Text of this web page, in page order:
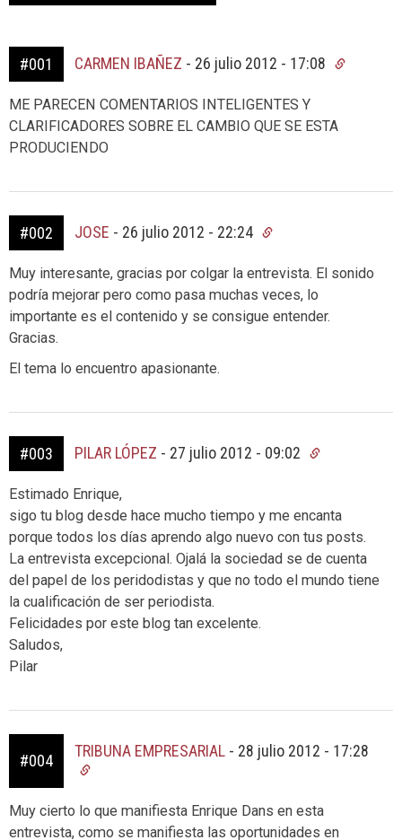
#001 CARMEN IBAÑEZ - 26 julio 2012 - 17:08
ME PARECEN COMENTARIOS INTELIGENTES Y
CLARIFICADORES SOBRE EL CAMBIO QUE SE ESTA
PRODUCIENDO
#002 JOSE - 26 julio 2012 - 22:24
Muy interesante, gracias por colgar la entrevista. El sonido
podría mejorar pero como pasa muchas veces, lo
importante es el contenido y se consigue entender.
Gracias.
El tema lo encuentro apasionante.
#003 PILAR LÓPEZ - 27 julio 2012 - 09:02
Estimado Enrique,
sigo tu blog desde hace mucho tiempo y me encanta
porque todos los días aprendo algo nuevo con tus posts.
La entrevista excepcional. Ojalá la sociedad se de cuenta
del papel de los peridodistas y que no todo el mundo tiene
la cualificación de ser periodista.
Felicidades por este blog tan excelente.
Saludos,
Pilar
#004
TRIBUNA EMPRESARIAL - 28 julio 2012 - 17:28
Muy cierto lo que manifiesta Enrique Dans en esta
entrevista, como se manifiesta las oportunidades en